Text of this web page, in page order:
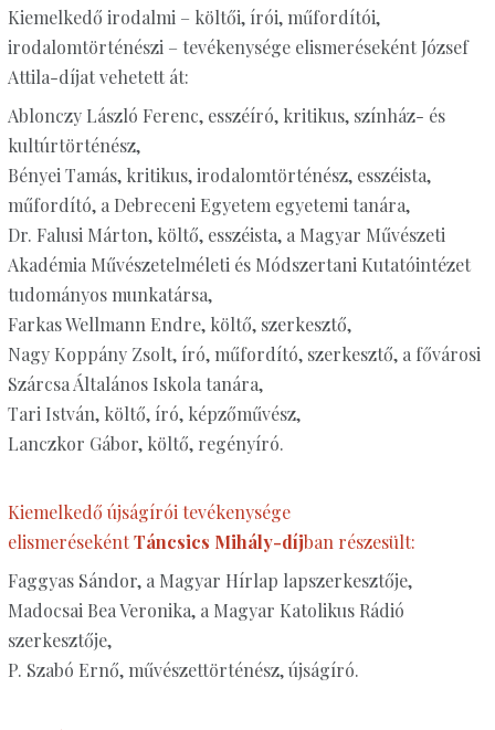
Kiemelkedő irodalmi – költői, írói, műfordítói,
irodalomtörténészi – tevékenysége elismeréseként József
Attila-díjat vehetett át:
Ablonczy László Ferenc, esszéíró, kritikus, színház- és
kultúrtörténész,
Bényei Tamás, kritikus, irodalomtörténész, esszéista,
műfordító, a Debreceni Egyetem egyetemi tanára,
Dr. Falusi Márton, költő, esszéista, a Magyar Művészeti
Akadémia Művészetelméleti és Módszertani Kutatóintézet
tudományos munkatársa,
Farkas Wellmann Endre, költő, szerkesztő,
Nagy Koppány Zsolt, író, műfordító, szerkesztő, a fővárosi
Szárcsa Általános Iskola tanára,
Tari István, költő, író, képzőművész,
Lanczkor Gábor, költő, regényíró.
Kiemelkedő újságírói tevékenysége
elismerésekéntTáncsics Mihály-díjban részesült:
Faggyas Sándor, a Magyar Hírlap lapszerkesztője,
Madocsai Bea Veronika, a Magyar Katolikus Rádió
szerkesztője,
P. Szabó Ernő, művészettörténész, újságíró.